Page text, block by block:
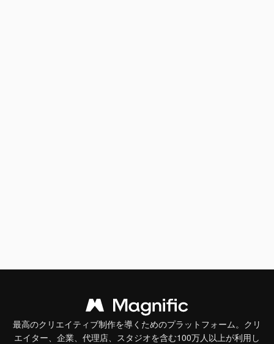
最高のクリエイティブ制作を導くためのプラットフォーム。クリ
エイター、企業、代理店、スタジオを含む100万人以上が利用し